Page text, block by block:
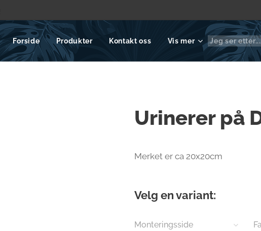
Forside Produkter Kontakt oss Vis mer
Urinerer på
Merket er ca 20x20cm
Velg en variant:
Monteringsside